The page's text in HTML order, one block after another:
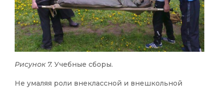
Рисунок 7. Учебные сборы.
Не умаляя роли внеклассной и внешкольной